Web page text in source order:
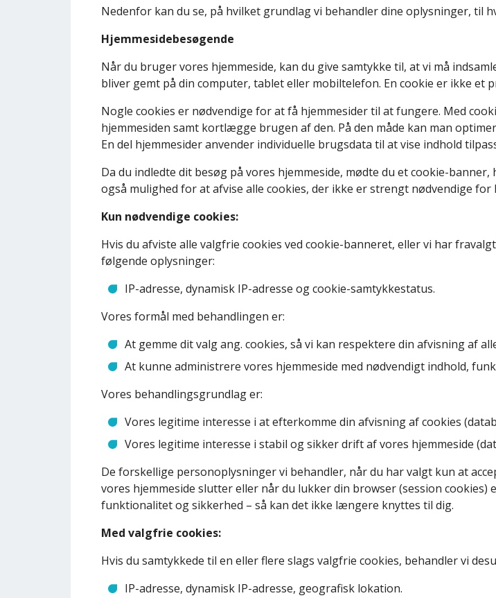
Nedenfor kan du se, på hvilket grundlag vi behandler dine oplysninger, til
Hjemmesidebesøgende
Når du bruger vores hjemmeside, kan du give samtykke til, at vi må
bliver gemt på din computer, tablet eller mobiltelefon. En cookie er ikke et
Nogle cookies er nødvendige for at få hjemmesider til at fungere. Med
hjemmesiden samt kortlægge brugen af den. På den måde kan man
En del hjemmesider anvender individuelle brugsdata til at vise indhold
Da du indledte dit besøg på vores hjemmeside, mødte du et cookie-
også mulighed for at afvise alle cookies, der ikke er strengt nødvendige
Kun nødvendige cookies:
Hvis du afviste alle valgfrie cookies ved cookie-banneret, eller vi har
følgende oplysninger:
IP-adresse, dynamisk IP-adresse og cookie-samtykkestatus.
Vores formål med behandlingen er:
At gemme dit valg ang. cookies, så vi kan respektere din afvisning af
At kunne administrere vores hjemmeside med nødvendigt indhold,
Vores behandlingsgrundlag er:
Vores legitime interesse i at efterkomme din afvisning af cookies
Vores legitime interesse i stabil og sikker drift af vores hjemmeside
De forskellige personoplysninger vi behandler, når du har valgt kun at
vores hjemmeside slutter eller når du lukker din browser (session
funktionalitet og sikkerhed – så kan det ikke længere knyttes til dig.
Med valgfrie cookies:
Hvis du samtykkede til en eller flere slags valgfrie cookies, behandler vi
IP-adresse, dynamisk IP-adresse, geografisk lokation.